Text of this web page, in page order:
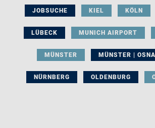
JOBSUCHE KIEL KÖLN
LÜBECK MUNICH AIRPORT
MÜNSTER MÜNSTER |
NÜRNBERG OLDENBURG